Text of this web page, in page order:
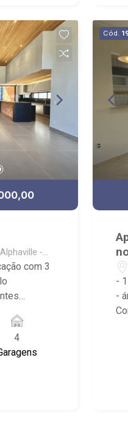
-
com 3
ar
-
4
Cód.
-
-